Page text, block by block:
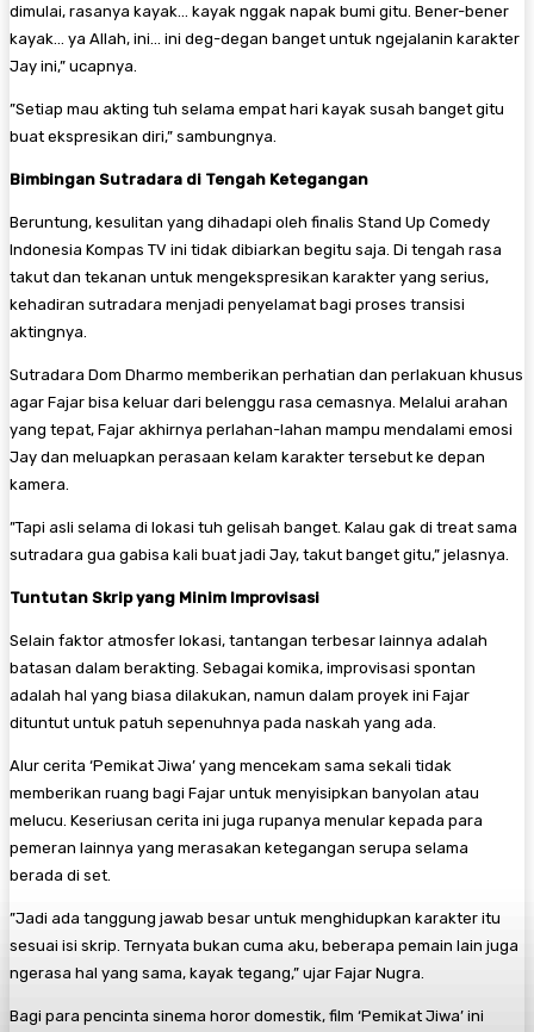
dimulai, rasanya kayak… kayak nggak napak bumi gitu. Bener-bener
kayak… ya Allah, ini… ini deg-degan banget untuk ngejalanin karakter
Jay ini,” ucapnya.
​”Setiap mau akting tuh selama empat hari kayak susah banget gitu
buat ekspresikan diri,” sambungnya.
Bimbingan Sutradara di Tengah Ketegangan
​Beruntung, kesulitan yang dihadapi oleh finalis Stand Up Comedy
Indonesia Kompas TV ini tidak dibiarkan begitu saja. Di tengah rasa
takut dan tekanan untuk mengekspresikan karakter yang serius,
kehadiran sutradara menjadi penyelamat bagi proses transisi
aktingnya.
​Sutradara Dom Dharmo memberikan perhatian dan perlakuan khusus
agar Fajar bisa keluar dari belenggu rasa cemasnya. Melalui arahan
yang tepat, Fajar akhirnya perlahan-lahan mampu mendalami emosi
Jay dan meluapkan perasaan kelam karakter tersebut ke depan
kamera.
​”Tapi asli selama di lokasi tuh gelisah banget. Kalau gak di treat sama
sutradara gua gabisa kali buat jadi Jay, takut banget gitu,” jelasnya.
Tuntutan Skrip yang Minim Improvisasi
​Selain faktor atmosfer lokasi, tantangan terbesar lainnya adalah
batasan dalam berakting. Sebagai komika, improvisasi spontan
adalah hal yang biasa dilakukan, namun dalam proyek ini Fajar
dituntut untuk patuh sepenuhnya pada naskah yang ada.
​Alur cerita ‘Pemikat Jiwa’ yang mencekam sama sekali tidak
memberikan ruang bagi Fajar untuk menyisipkan banyolan atau
melucu. Keseriusan cerita ini juga rupanya menular kepada para
pemeran lainnya yang merasakan ketegangan serupa selama
berada di set.
​”Jadi ada tanggung jawab besar untuk menghidupkan karakter itu
sesuai isi skrip. Ternyata bukan cuma aku, beberapa pemain lain juga
ngerasa hal yang sama, kayak tegang,” ujar Fajar Nugra.
​Bagi para pencinta sinema horor domestik, film ‘Pemikat Jiwa’ ini